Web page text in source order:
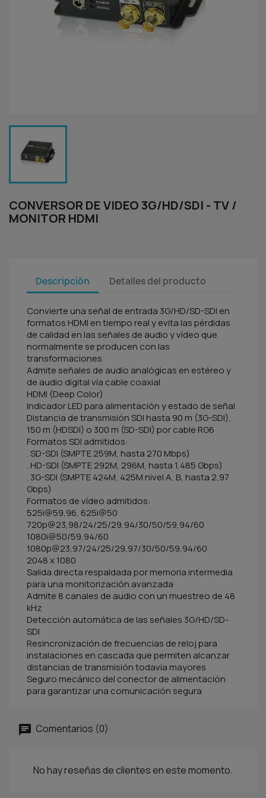
CONVERSOR DE VIDEO 3G/HD/SDI - TV /
MONITOR HDMI
Descripción Detalles del producto
Convierte una señal de entrada 3G/HD/SD-SDI en
formatos HDMI en tiempo real y evita las pérdidas
de calidad en las señales de audio y vídeo que
normalmente se producen con las
transformaciones
Admite señales de audio analógicas en estéreo y
de audio digital vía cable coaxial
HDMI (Deep Color)
Indicador LED para alimentación y estado de señal
Distancia de transmisión SDI hasta 90 m (3G-SDI),
150 m (HDSDI) o 300 m (SD-SDI) por cable RG6
Formatos SDI admitidos:
. SD-SDI (SMPTE 259M, hasta 270 Mbps)
. HD-SDI (SMPTE 292M, 296M, hasta 1,485 Gbps)
. 3G-SDI (SMPTE 424M, 425M nivel A, B, hasta 2,97
Gbps)
Formatos de vídeo admitidos:
525i@59,96, 625i@50
720p@23,98/24/25/29,94/30/50/59,94/60
1080i@50/59,94/60
1080p@23,97/24/25/29,97/30/50/59,94/60
2048 x 1080
Salida directa respaldada por memoria intermedia
para una monitorización avanzada
Admite 8 canales de audio con un muestreo de 48
kHz
Detección automática de las señales 3G/HD/SD-
SDI
Resincronización de frecuencias de reloj para
instalaciones en cascada que permiten alcanzar
distancias de transmisión todavía mayores
Seguro mecánico del conector de alimentación
para garantizar una comunicación segura
Comentarios (0)
No hay reseñas de clientes en este momento.